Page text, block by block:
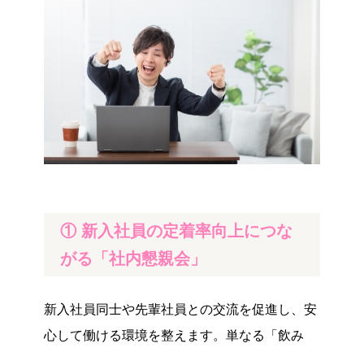
① 新入社員の定着率向上につな
がる「社内懇親会」
新入社員同士や先輩社員との交流を促進し、安
心して働ける環境を整えます。単なる「飲み